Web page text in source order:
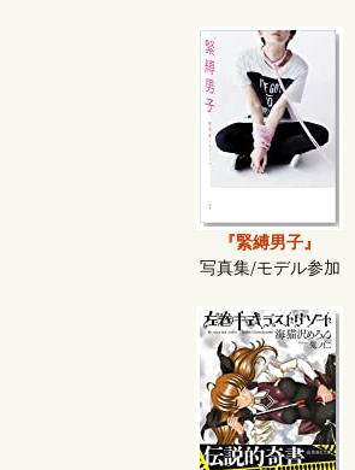
『緊縛男子』
写真集/モデル参加